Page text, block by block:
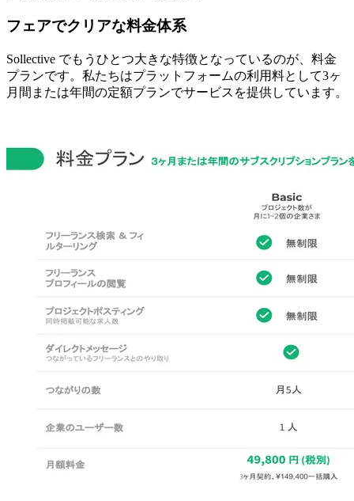
フェアでクリアな料金体系
Sollective でもうひとつ大きな特徴となっているのが、料金
プランです。私たちはプラットフォームの利用料として3ヶ
月間または年間の定額プランでサービスを提供しています。